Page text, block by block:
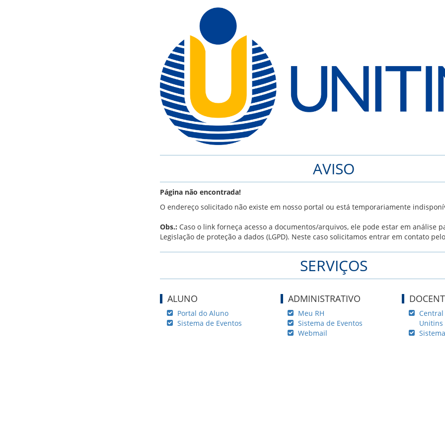
AVISO
Página não encontrada!
O endereço solicitado não existe em nosso portal ou está temporariamente
Obs.: Caso o link forneça acesso a documentos/arquivos, ele pode estar em análise
Legislação de proteção a dados (LGPD). Neste caso solicitamos entrar em contato
SERVIÇOS
ALUNO
Portal do Aluno
Sistema de Eventos
ADMINISTRATIVO
Meu RH
Sistema de Eventos
Webmail
Unitins